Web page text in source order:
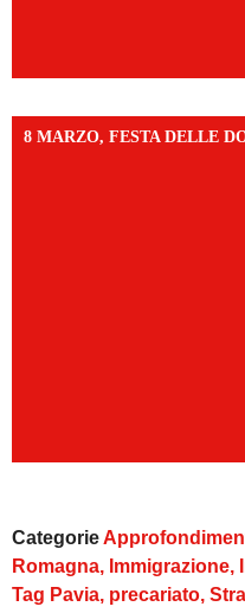
8 MARZO, FESTA DELLE
Categorie
Romagna, Immigrazione,
Tag Pavia, precariato,